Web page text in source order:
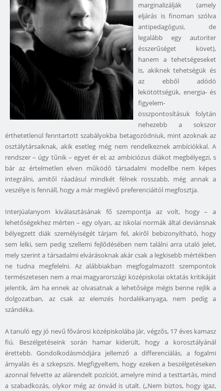
marginalizálják (amely
eljárás is finoman szólva
antipedagógusi, de
legalább egy autoriter
ésszerűséget követ),
hanem a tehetségeseket
is, akiknek tehetségük és
az ebből adódó
lekötöttségük, energia- és
figyelem-
összpontosításuk folytán
nehezebb a sokszor
érthetetlenül fenntartott szabályokba betagozódniuk, mint azoknak az
osztálytársaiknak, akik esetleg még nem rendelkeznek ambíciókkal. A
rendszer – úgy tűnik – egyet ér el; az ambiciózus diákot megbélyegzi, s
bár az értelmetlen elven működő társadalmi modellbe nem képes
integrálni, amitől ráadásul mindkét félnek rosszabb, még annak a
veszélye is fennáll, hogy a már meglévő preferenciáitól megfosztja.
Interjúalanyom kiválasztásának fő szempontja az volt, hogy – a
lehetőségekhez mérten – egy olyan, az iskolai normák által deviánsnak
bélyegzett diák személyiségét tárjam fel, akiről bebizonyítható, hogy
sem lelki, sem pedig szellemi fejlődésében nem találni arra utaló jelet,
mely szerint a társadalmi elvárásoknak akár csak a legkisebb mértékben
ne tudna megfelelni. Az alábbiakban megfogalmazott szempontok
természetesen nem a mai magyarországi középiskolai oktatás kritikáját
jelentik, ám ha ennek az olvasatnak a lehetősége mégis benne rejlik a
dolgozatban, az csak az elemzés hordalékanyaga, nem pedig a
szándéka.
A tanuló egy jó nevű fővárosi középiskolába jár, végzős, 17 éves kamasz
fiú. Beszélgetéseink során hamar kiderült, hogy a korosztályánál
érettebb. Gondolkodásmódjára jellemző a differenciálás, a fogalmi
árnyalás és a szkepszis. Megfigyeltem, hogy ezeken a beszélgetéseken
azonnal felvette az alárendelt pozíciót, amelyre mind a testtartás, mind
a szabadkozás, olykor még az önvád is utalt. („Nem biztos, hogy igaz,